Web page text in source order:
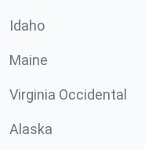
Idaho
Maine
Virginia Occidental
Alaska